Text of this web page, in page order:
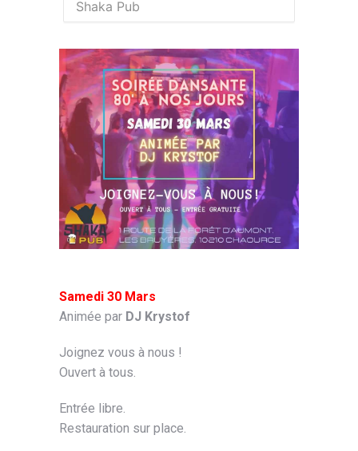
Shaka Pub
Samedi 30 Mars
Animée par DJ Krystof
Joignez vous à nous !
Ouvert à tous.
Entrée libre.
Restauration sur place.